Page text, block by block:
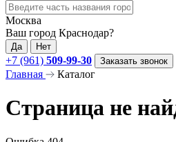
Москва
Ваш город Краснодар?
Да Нет
+7 (961) 509-99-30 Заказать звонок
Главная Каталог
Страница не